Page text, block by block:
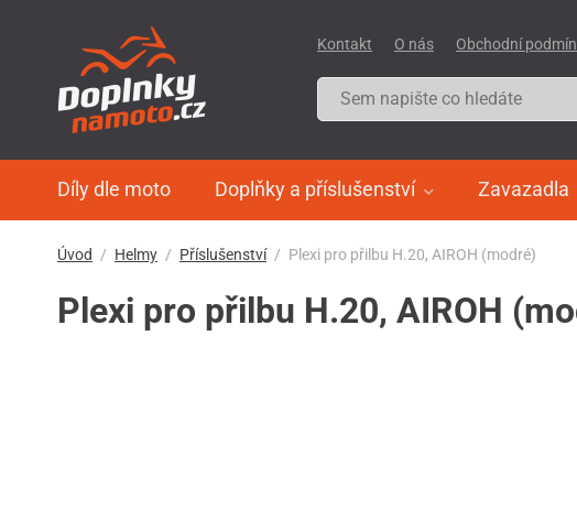
Díly dle moto Doplňky a příslušenství Zavazadla
Kontakt O nás Obchodní
Úvod Helmy Příslušenství Plexi pro přilbu H.20, AIROH (modré)
Plexi pro přilbu H.20, AIROH